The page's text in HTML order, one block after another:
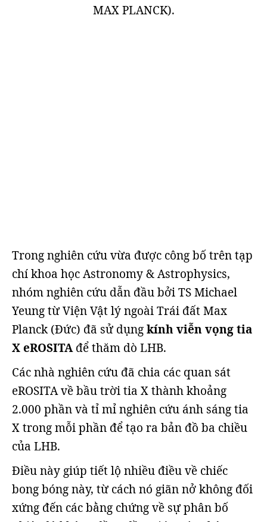
MAX PLANCK).
Trong nghiên cứu vừa được công bố trên tạp
chí khoa học Astronomy & Astrophysics,
nhóm nghiên cứu dẫn đầu bởi TS Michael
Yeung từ Viện Vật lý ngoài Trái đất Max
Planck (Đức) đã sử dụngkính viễn vọng tia
X eROSITAđể thăm dò LHB.
Các nhà nghiên cứu đã chia các quan sát
eROSITA về bầu trời tia X thành khoảng
2.000 phần và tỉ mỉ nghiên cứu ánh sáng tia
X trong mỗi phần để tạo ra bản đồ ba chiều
của LHB.
Điều này giúp tiết lộ nhiều điều về chiếc
bong bóng này, từ cách nó giãn nở không đối
xứng đến các bằng chứng về sự phân bố